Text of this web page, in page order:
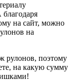
благодаря
на сайт, можно
на
рулонов, поэтому
на какую сумму